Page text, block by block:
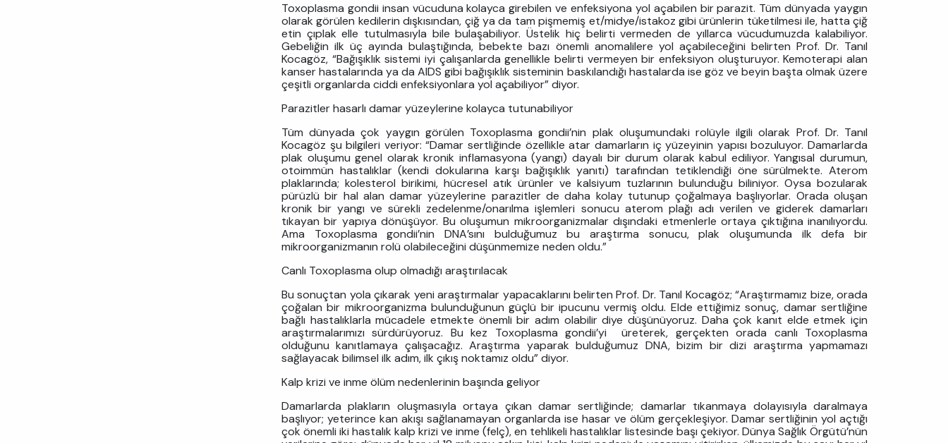
Toxoplasma gondii insan vücuduna kolayca girebilen ve enfeksiyona yol açabilen bir parazit. Tüm dünyada yaygın
olarak görülen kedilerin dışkısından, çiğ ya da tam pişmemiş et/midye/istakoz gibi ürünlerin tüketilmesi ile, hatta çiğ
etin çıplak elle tutulmasıyla bile bulaşabiliyor. Üstelik hiç belirti vermeden de yıllarca vücudumuzda kalabiliyor.
Gebeliğin ilk üç ayında bulaştığında, bebekte bazı önemli anomalilere yol açabileceğini belirten Prof. Dr. Tanıl
Kocagöz, “Bağışıklık sistemi iyi çalışanlarda genellikle belirti vermeyen bir enfeksiyon oluşturuyor. Kemoterapi alan
kanser hastalarında ya da AIDS gibi bağışıklık sisteminin baskılandığı hastalarda ise göz ve beyin başta olmak üzere
çeşitli organlarda ciddi enfeksiyonlara yol açabiliyor” diyor.
Parazitler hasarlı damar yüzeylerine kolayca tutunabiliyor
Tüm dünyada çok yaygın görülen Toxoplasma gondii’nin plak oluşumundaki rolüyle ilgili olarak Prof. Dr. Tanıl
Kocagöz şu bilgileri veriyor: “Damar sertliğinde özellikle atar damarların iç yüzeyinin yapısı bozuluyor. Damarlarda
plak oluşumu genel olarak kronik inflamasyona (yangı) dayalı bir durum olarak kabul ediliyor. Yangısal durumun,
otoimmün hastalıklar (kendi dokularına karşı bağışıklık yanıtı) tarafından tetiklendiği öne sürülmekte. Aterom
plaklarında; kolesterol birikimi, hücresel atık ürünler ve kalsiyum tuzlarının bulunduğu biliniyor. Oysa bozularak
pürüzlü bir hal alan damar yüzeylerine parazitler de daha kolay tutunup çoğalmaya başlıyorlar. Orada oluşan
kronik bir yangı ve sürekli zedelenme/onarılma işlemleri sonucu aterom plağı adı verilen ve giderek damarları
tıkayan bir yapıya dönüşüyor. Bu oluşumun mikroorganizmalar dışındaki etmenlerle ortaya çıktığına inanılıyordu.
Ama Toxoplasma gondii’nin DNA’sını bulduğumuz bu araştırma sonucu, plak oluşumunda ilk defa bir
mikroorganizmanın rolü olabileceğini düşünmemize neden oldu.”
Canlı Toxoplasma olup olmadığı araştırılacak
Bu sonuçtan yola çıkarak yeni araştırmalar yapacaklarını belirten Prof. Dr. Tanıl Kocagöz; “Araştırmamız bize, orada
çoğalan bir mikroorganizma bulunduğunun güçlü bir ipucunu vermiş oldu. Elde ettiğimiz sonuç, damar sertliğine
bağlı hastalıklarla mücadele etmekte önemli bir adım olabilir diye düşünüyoruz. Daha çok kanıt elde etmek için
araştırmalarımızı sürdürüyoruz. Bu kez Toxoplasma gondii’yi üreterek, gerçekten orada canlı Toxoplasma
olduğunu kanıtlamaya çalışacağız. Araştırma yaparak bulduğumuz DNA, bizim bir dizi araştırma yapmamazı
sağlayacak bilimsel ilk adım, ilk çıkış noktamız oldu” diyor.
Kalp krizi ve inme ölüm nedenlerinin başında geliyor
Damarlarda plakların oluşmasıyla ortaya çıkan damar sertliğinde; damarlar tıkanmaya dolayısıyla daralmaya
başlıyor; yeterince kan akışı sağlanamayan organlarda ise hasar ve ölüm gerçekleşiyor. Damar sertliğinin yol açtığı
çok önemli iki hastalık kalp krizi ve inme (felç), en tehlikeli hastalıklar listesinde başı çekiyor. Dünya Sağlık Örgütü’nün